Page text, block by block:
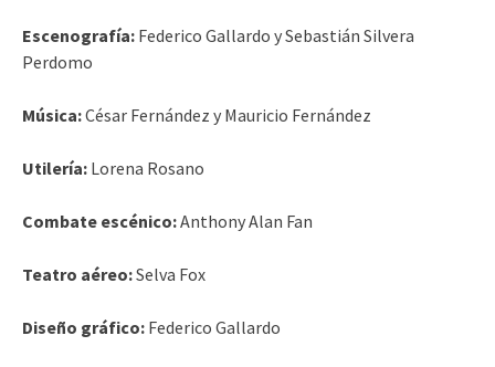
Escenografía: Federico Gallardo y Sebastián Silvera
Perdomo
Música:César Fernández y Mauricio Fernández
Utilería: Lorena Rosano
Combate escénico:Anthony Alan Fan
Teatro aéreo:Selva Fox
Diseño gráfico: Federico Gallardo